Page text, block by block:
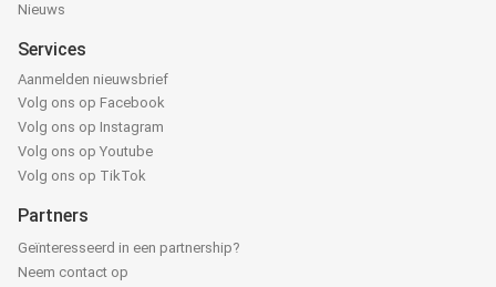
Nieuws
Services
Aanmelden nieuwsbrief
Volg ons op Facebook
Volg ons op Instagram
Volg ons op Youtube
Volg ons op TikTok
Partners
Geïnteresseerd in een partnership?
Neem contact op